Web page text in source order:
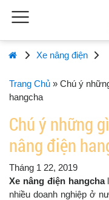
Xe nâng điện
Trang Chủ » Chú ý
hangcha
Chú ý những
nâng điện
Tháng 1 22, 2019
Xe nâng điện hangcha
nhiều doanh nghiệp ở